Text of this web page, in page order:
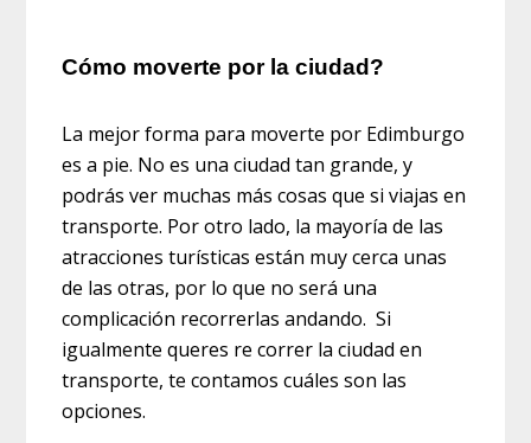
Cómo moverte por la ciudad?
La mejor forma para moverte por Edimburgo
es a pie. No es una ciudad tan grande, y
podrás ver muchas más cosas que si viajas en
transporte. Por otro lado, la mayoría de las
atracciones turísticas están muy cerca unas
de las otras, por lo que no será una
complicación recorrerlas andando. Si
igualmente queres re correr la ciudad en
transporte, te contamos cuáles son las
opciones.